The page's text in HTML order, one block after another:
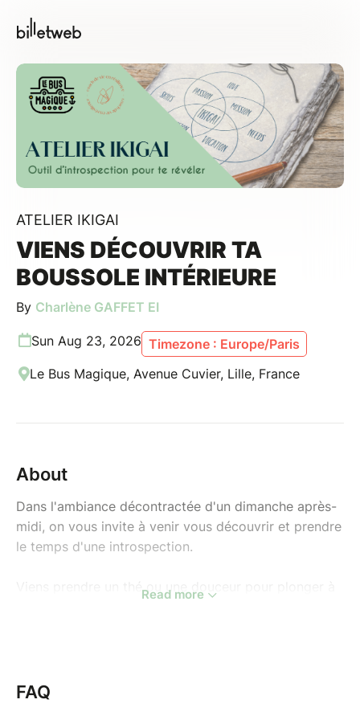
ATELIER IKIGAI
VIENS DÉCOUVRIR TA
BOUSSOLE INTÉRIEURE
By Charlène GAFFET EI
Sun Aug 23, 2026 Timezone : Europe/Paris
Le Bus Magique, Avenue Cuvier, Lille, France
About
Dans l'ambiance décontractée d'un dimanche après-
midi, on vous invite à venir vous découvrir et prendre
le temps d'une introspection.
Viens prendre un thé ou une douceur pour plonger à
Charlène te partagera ses connaissances et
Read more
FAQ